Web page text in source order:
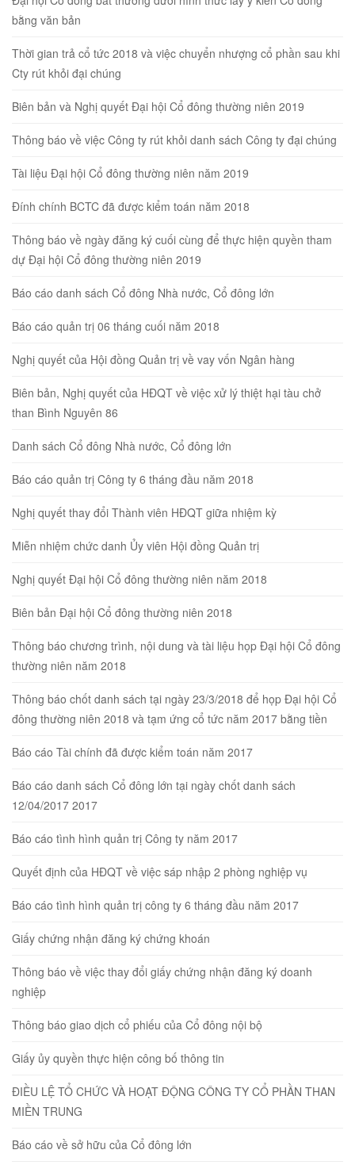
bằng văn bản
Thời gian trả cổ tức 2018 và việc chuyển nhượng cổ phần sau khi
Cty rút khỏi đại chúng
Biên bản và Nghị quyết Đại hội Cổ đông thường niên 2019
Thông báo về việc Công ty rút khỏi danh sách Công ty đại chúng
Tài liệu Đại hội Cổ đông thường niên năm 2019
Đính chính BCTC đã được kiểm toán năm 2018
Thông báo về ngày đăng ký cuối cùng để thực hiện quyền tham
dự Đại hội Cổ đông thường niên 2019
Báo cáo danh sách Cổ đông Nhà nước, Cổ đông lớn
Báo cáo quản trị 06 tháng cuối năm 2018
Nghị quyết của Hội đồng Quản trị về vay vốn Ngân hàng
Biên bản, Nghị quyết của HĐQT về việc xử lý thiệt hại tàu chở
than Bình Nguyên 86
Danh sách Cổ đông Nhà nước, Cổ đông lớn
Báo cáo quản trị Công ty 6 tháng đầu năm 2018
Nghị quyết thay đổi Thành viên HĐQT giữa nhiệm kỳ
Miễn nhiệm chức danh Ủy viên Hội đồng Quản trị
Nghị quyết Đại hội Cổ đông thường niên năm 2018
Biên bản Đại hội Cổ đông thường niên 2018
Thông báo chương trình, nội dung và tài liệu họp Đại hội Cổ đông
thường niên năm 2018
Thông báo chốt danh sách tại ngày 23/3/2018 để họp Đại hội Cổ
đông thường niên 2018 và tạm ứng cổ tức năm 2017 bằng tiền
Báo cáo Tài chính đã được kiểm toán năm 2017
Báo cáo danh sách Cổ đông lớn tại ngày chốt danh sách
12/04/2017 2017
Báo cáo tình hình quản trị Công ty năm 2017
Quyết định của HĐQT về việc sáp nhập 2 phòng nghiệp vụ
Báo cáo tình hình quản trị công ty 6 tháng đầu năm 2017
Giấy chứng nhận đăng ký chứng khoán
Thông báo về việc thay đổi giấy chứng nhận đăng ký doanh
nghiệp
Thông báo giao dịch cổ phiếu của Cổ đông nội bộ
Giấy ủy quyền thực hiện công bố thông tin
ĐIỀU LỆ TỔ CHỨC VÀ HOẠT ĐỘNG CÔNG TY CỔ PHẦN THAN
MIỀN TRUNG
Báo cáo về sở hữu của Cổ đông lớn